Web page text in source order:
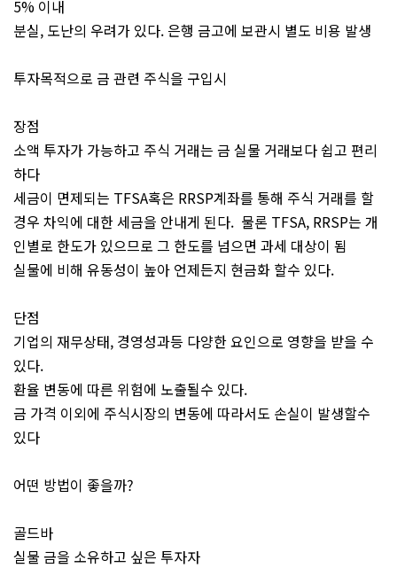
5% 이내
분실, 도난의 우려가 있다. 은행 금고에 보관시 별도 비용 발생
투자목적으로 금 관련 주식을 구입시
장점
소액 투자가 가능하고 주식 거래는 금 실물 거래보다 쉽고 편리
하다
세금이 면제되는 TFSA혹은 RRSP계좌를 통해 주식 거래를 할
경우 차익에 대한 세금을 안내게 된다. 물론 TFSA, RRSP는 개
인별로 한도가 있으므로 그 한도를 넘으면 과세 대상이 됨
실물에 비해 유동성이 높아 언제든지 현금화 할수 있다.
단점
기업의 재무상태, 경영성과등 다양한 요인으로 영향을 받을 수
있다.
환율 변동에 따른 위험에 노출될수 있다.
금 가격 이외에 주식시장의 변동에 따라서도 손실이 발생할수
있다
어떤 방법이 좋을까?
골드바
실물 금을 소유하고 싶은 투자자